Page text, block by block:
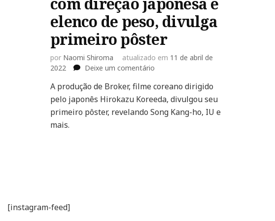
elenco de peso, divulga
primeiro pôster
por Naomi Shiroma atualizado em 11 de abril de
2022
Deixe um comentário
filme
coreano
com
direção
A produção de Broker, filme coreano dirigido
pelo japonês Hirokazu Koreeda, divulgou seu
primeiro pôster, revelando Song Kang-ho, IU e
mais.
[instagram-feed]